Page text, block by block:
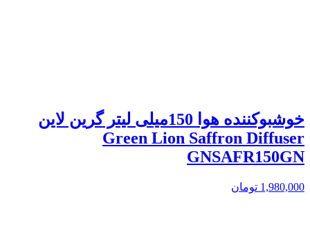
خوشبوکننده هوا 150میلی لیتر گرین لاین
Green Lion Saffron Diffuser
GNSAFR150GN
1,980,000 تومان